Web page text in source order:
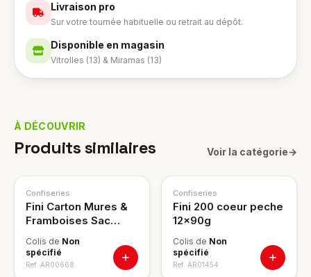
Livraison pro
Sur votre tournée habituelle ou retrait au dépôt.
Disponible en magasin
Vitrolles (13) & Miramas (13)
À DÉCOUVRIR
Produits similaires Voir la catégorie→
Confiseries
Fini Carton Mures &
Framboises Sac
Colis de Non
spécifié
Ref. AR00668
Confiseries
Fini 200 coeur peche
12x90g
Colis de Non
spécifié
Ref. AR01454